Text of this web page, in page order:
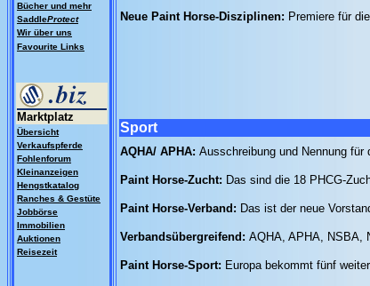
Bücher und mehr
SaddleProtect
Wir über uns
Favourite Links
Marktplatz
Übersicht
Verkaufspferde
Fohlenforum
Kleinanzeigen
Hengstkatalog
Ranches & Gestüte
Jobbörse
Immobilien
Auktionen
Reisezeit
Neue Paint Horse-Disziplinen: Premiere für
Sport
AQHA/ APHA: Ausschreibung und Nennung
Paint Horse-Zucht: Das sind die 18 PHCG-
Paint Horse-Verband: Das ist der neue
Verbandsübergreifend: AQHA, APHA, NSBA,
Paint Horse-Sport: Europa bekommt fünf